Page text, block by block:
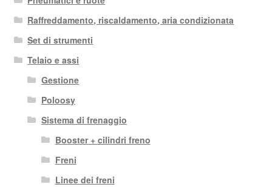
Raffreddamento, riscaldamento, aria condizionata
Set di strumenti
Telaio e assi
Gestione
Poloosy
Sistema di frenaggio
Booster + cilindri freno
Freni
Linee dei freni